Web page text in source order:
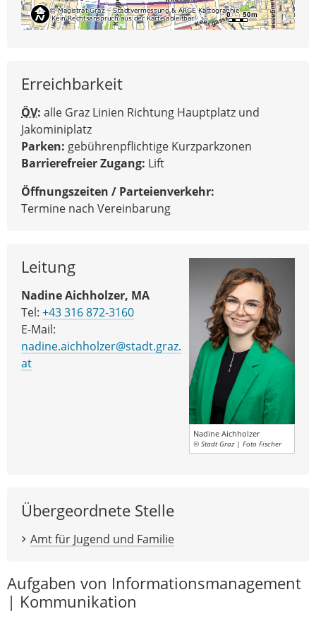
Erreichbarkeit
ÖV: alle Graz Linien Richtung Hauptplatz und
Jakominiplatz
Parken: gebührenpflichtige Kurzparkzonen
Barrierefreier Zugang: Lift
Öffnungszeiten / Parteienverkehr:
Termine nach Vereinbarung
Nadine Aichholzer
© Stadt Graz | Foto Fischer
Leitung
Nadine Aichholzer, MA
Tel: +43 316 872-3160
E-Mail:
nadine.aichholzer@stadt.graz.
at
Übergeordnete Stelle
Amt für Jugend und Familie
Aufgaben von Informationsmanagement
| Kommunikation